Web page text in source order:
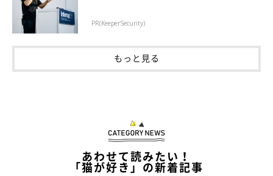
PR(KeeperSecurity)
もっと見る
あわせて読みたい！
「猫が好き」の新着記事